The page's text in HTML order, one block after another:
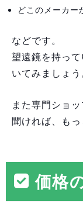
どこのメーカー
などです。
望遠鏡を持っ
いてみましょう
また専門ショ
聞ければ、もっ
価格